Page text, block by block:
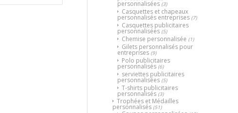
personnalisées (3)
Casquettes et chapeaux
personnalisés entreprises (7)
Casquettes publicitaires
personnalisées (5)
Chemise personnalisée (1)
Gilets personnalisés pour
entreprises (9)
Polo publicitaires
personnalisés (6)
serviettes publicitaires
personnalisées (5)
T-shirts publicitaires
personnalisés (3)
Trophées et Médailles
personnalisés (51)